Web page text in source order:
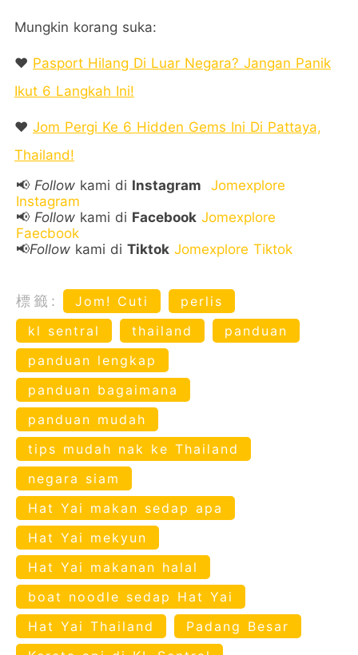
Mungkin korang suka:
❤️ Pasport Hilang Di Luar Negara? Jangan Panik
Ikut 6 Langkah Ini!
❤️ Jom Pergi Ke 6 Hidden Gems Ini Di Pattaya,
Thailand!
📢 Follow kami di Instagram
Jomexplore
Instagram
📢 Follow kami di Facebook Jomexplore
Faecbook
📢Follow kami di Tiktok Jomexplore Tiktok
標籤: Jom! Cuti
perlis
kl sentral
thailand
panduan
panduan lengkap
panduan bagaimana
panduan mudah
tips mudah nak ke Thailand
negara siam
Hat Yai makan sedap apa
Hat Yai mekyun
Hat Yai makanan halal
boat noodle sedap Hat Yai
Hat Yai Thailand
Padang Besar